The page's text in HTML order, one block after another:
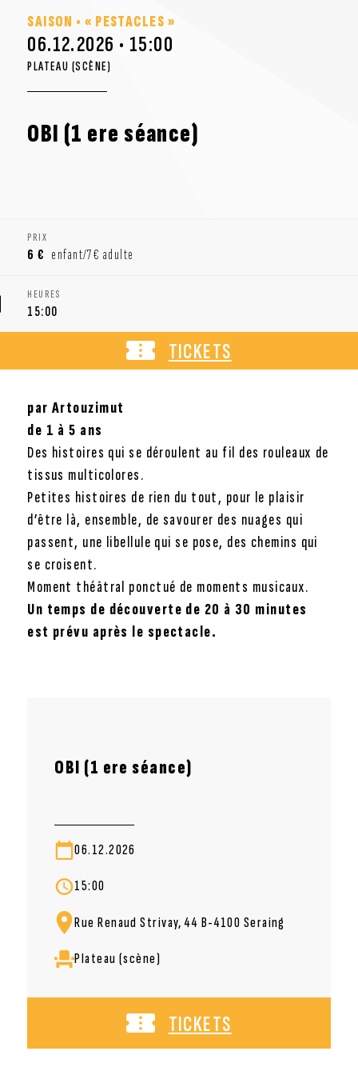
SAISON • « PESTACLES »
06.12.2026 • 15:00
PLATEAU (SCÈNE)
OBI (1 ere séance)
PRIX
6 € enfant/7€ adulte
HEURES
15:00
TICKETS
par Artouzimut
de 1 à 5 ans
Des histoires qui se déroulent au fil des rouleaux de
tissus multicolores.
Petites histoires de rien du tout, pour le plaisir
d’être là, ensemble, de savourer des nuages qui
passent, une libellule qui se pose, des chemins qui
se croisent.
Moment théâtral ponctué de moments musicaux.
Un temps de découverte de 20 à 30 minutes
est prévu après le spectacle.
OBI (1 ere séance)
06.12.2026
15:00
Rue Renaud Strivay, 44 B-4100 Seraing
Plateau (scène)
TICKETS